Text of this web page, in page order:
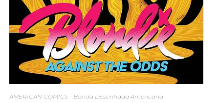
AMERICAN COMICS - Banda Desenhada Americana